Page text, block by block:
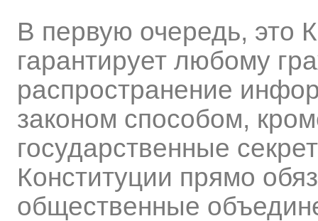
В первую очередь, это
гарантирует любому
распространение
законом способом,
государственные
Конституции прямо
общественные